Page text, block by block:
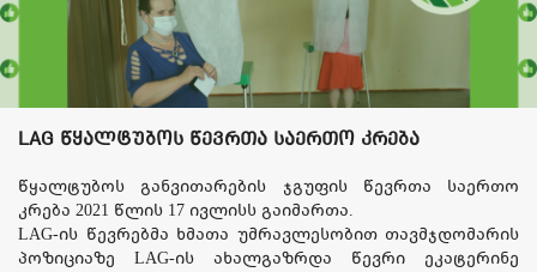
LAG წყალტუბოს წევრთა საერთო კრება
წყალტუბოს განვითარების ჯგუფის წევრთა საერთო
კრება 2021 წლის 17 ივლისს გაიმართა.
LAG-ის წევრებმა ხმათა უმრავლესობით თავმჯდომარის
პოზიციაზე LAG-ის ახალგაზრდა წევრი ეკატერინე